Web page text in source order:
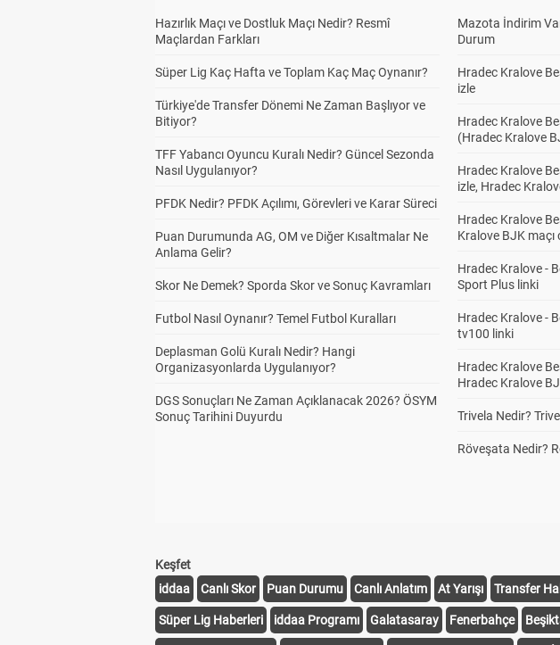
Hazırlık Maçı ve Dostluk Maçı Nedir? Resmî
Maçlardan Farkları
Süper Lig Kaç Hafta ve Toplam Kaç Maç Oynanır?
Türkiye'de Transfer Dönemi Ne Zaman Başlıyor ve
Bitiyor?
TFF Yabancı Oyuncu Kuralı Nedir? Güncel Sezonda
Nasıl Uygulanıyor?
PFDK Nedir? PFDK Açılımı, Görevleri ve Karar Süreci
Puan Durumunda AG, OM ve Diğer Kısaltmalar Ne
Anlama Gelir?
Skor Ne Demek? Sporda Skor ve Sonuç Kavramları
Futbol Nasıl Oynanır? Temel Futbol Kuralları
Deplasman Golü Kuralı Nedir? Hangi
Organizasyonlarda Uygulanıyor?
DGS Sonuçları Ne Zaman Açıklanacak 2026? ÖSYM
Sonuç Tarihini Duyurdu
Mazota İndirim
Durum
Hradec Kralove
izle
Hradec Kralove
(Hradec Kralove
Hradec Kralove
izle, Hradec
Hradec Kralove
Kralove BJK maçı
Hradec Kralove -
Sport Plus linki
Hradec Kralove -
tv100 linki
Hradec Kralove
Hradec Kralove
Trivela Nedir?
Röveşata Nedir?
Keşfet
iddaa
Canlı Skor Puan Durumu Canlı Anlatım At Yarışı Transfer
Süper Lig Haberleri iddaa Programı Galatasaray Fenerbahçe